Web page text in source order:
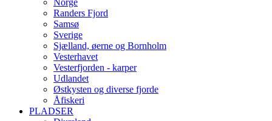
Randers Fjord
Samsø
Sverige
Sjælland, øerne og Bornholm
Vesterhavet
Vesterfjorden - karper
Udlandet
Østkysten og diverse fjorde
Åfiskeri
PLADSER